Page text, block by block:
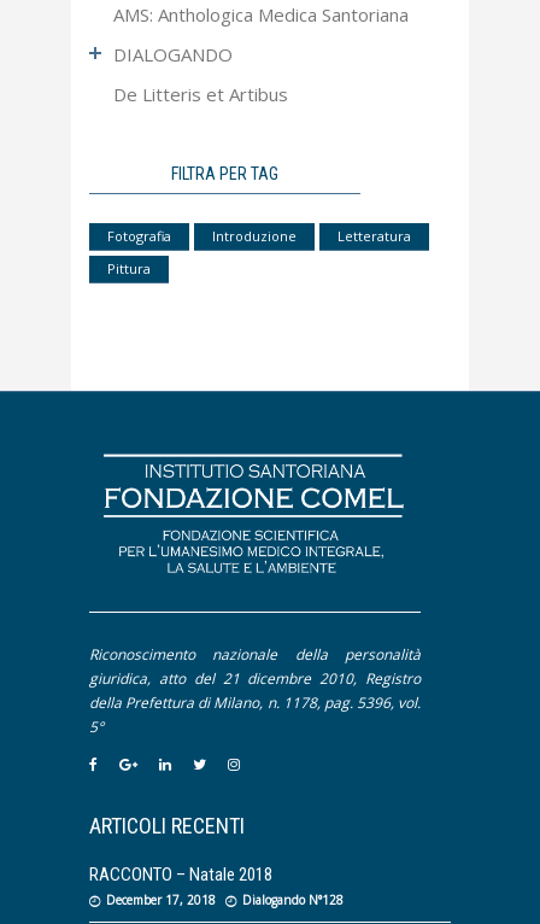
AMS: Anthologica Medica Santoriana
DIALOGANDO
Ultimo Numero
Apocrifa
Contributi
De Litteris et Artibus
FILTRA PER TAG
Fotografia Introduzione
Letteratura
Pittura
Riconoscimento nazionale della personalità
giuridica, atto del 21 dicembre 2010, Registro
della Prefettura di Milano, n. 1178, pag. 5396, vol.
5°
ARTICOLI RECENTI
RACCONTO – Natale 2018
December 17, 2018 Dialogando N°128